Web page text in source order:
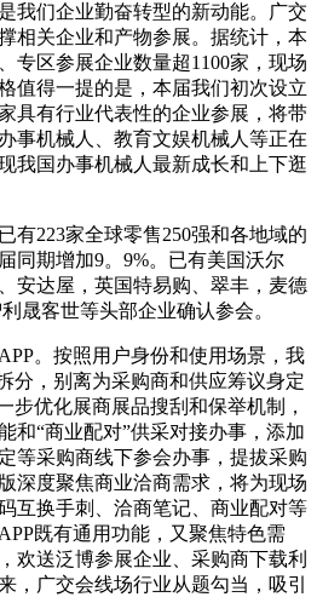
我们企业勤奋转型的新动能。广交
相关企业和产物参展。据统计，本
专区参展企业数量超1100家，现场
值得一提的是，本届我们初次设立
具有行业代表性的企业参展，将带
事机械人、教育文娱机械人等正在
我国办事机械人最新成长和上下逛
223家全球零售250强和各地域的
同期增加9。9%。已有美国沃尔
安达屋，英国特易购、翠丰，麦德
晟客世等头部企业确认参会。
。按照用户身份和使用场景，我
分，别离为采购商和供应筹议身定
步优化展商展品搜刮和保举机制，
和“商业配对”供采对接办事，添加
等采购商线下参会办事，提拔采购
深度聚焦商业洽商需求，将为现场
互换手刺、洽商笔记、商业配对等
既有通用功能，又聚焦特色需
欢送泛博参展企业、采购商下载利
，广交会线场行业从题勾当，吸引